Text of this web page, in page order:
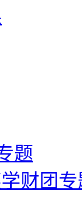
题
财团专